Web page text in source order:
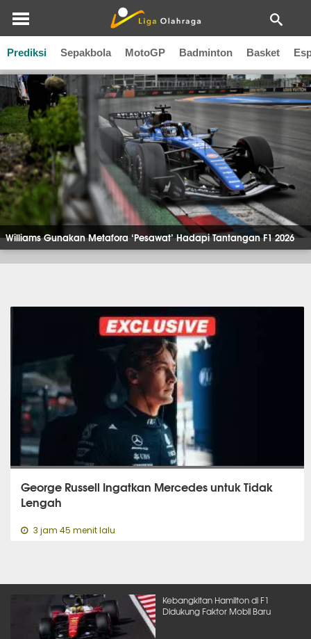
Prediksi Sepakbola MotoGP Badminton Basket
Berita F1
Williams Gunakan Metafora ‘Pesawat’ Hadapi Tantangan F1 2026
George Russell Ingatkan Mercedes untuk Tidak
Lengah
3 jam 45 menit lalu
Kebangkitan Hamilton di F1
Didukung Faktor Mobil Baru